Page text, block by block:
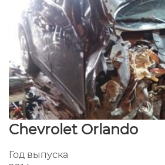
Chevrolet Orlando
Год выпуска